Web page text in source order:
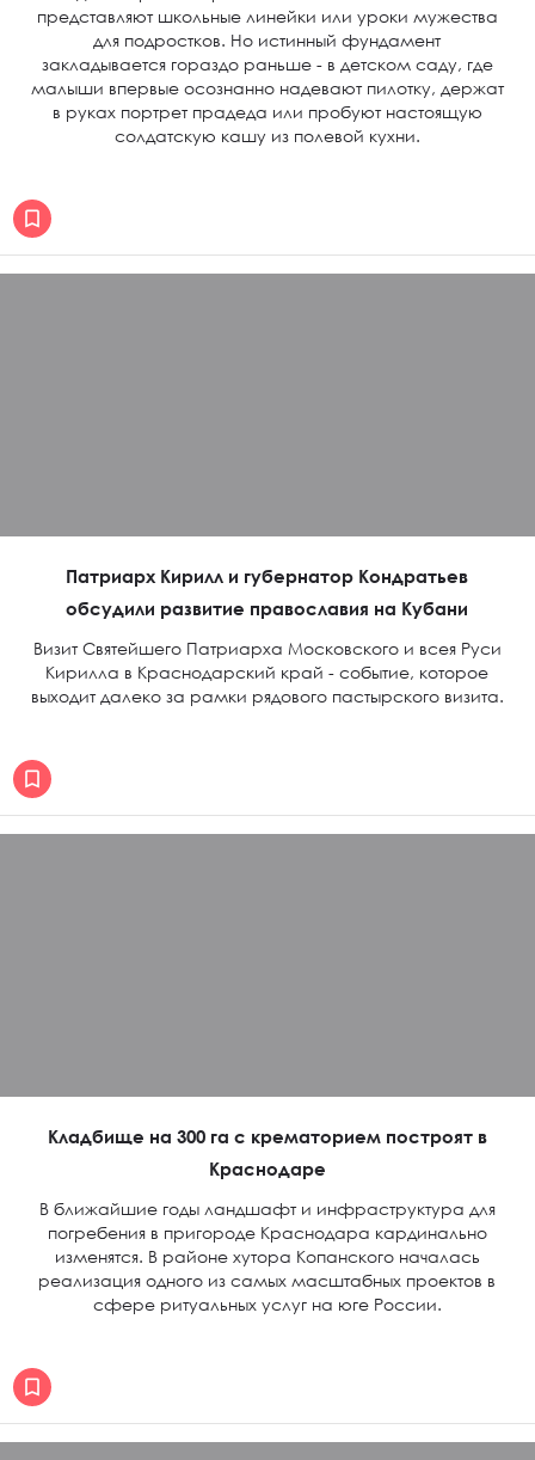
представляют школьные линейки или уроки мужества
для подростков. Но истинный фундамент
закладывается гораздо раньше - в детском саду, где
малыши впервые осознанно надевают пилотку, держат
в руках портрет прадеда или пробуют настоящую
солдатскую кашу из полевой кухни.
Патриарх Кирилл и губернатор Кондратьев
обсудили развитие православия на Кубани
Визит Святейшего Патриарха Московского и всея Руси
Кирилла в Краснодарский край - событие, которое
выходит далеко за рамки рядового пастырского визита.
Кладбище на 300 га с крематорием построят в
Краснодаре
В ближайшие годы ландшафт и инфраструктура для
погребения в пригороде Краснодара кардинально
изменятся. В районе хутора Копанского началась
реализация одного из самых масштабных проектов в
сфере ритуальных услуг на юге России.